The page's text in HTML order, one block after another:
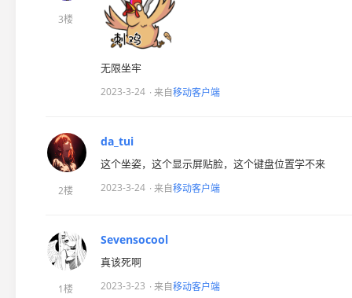
3楼
无限坐牢
2023-3-24 · 来自移动客户端
2楼
da_tui
这个坐姿，这个显示屏贴脸，这个键盘位置学不来
2023-3-24 · 来自移动客户端
1楼
Sevensocool
真该死啊
2023-3-23 · 来自移动客户端